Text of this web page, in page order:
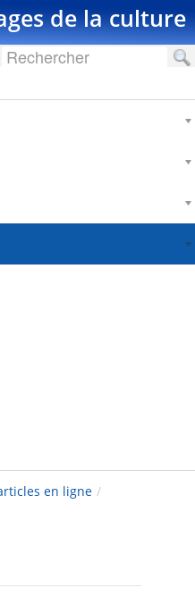
de la culture
en ligne /